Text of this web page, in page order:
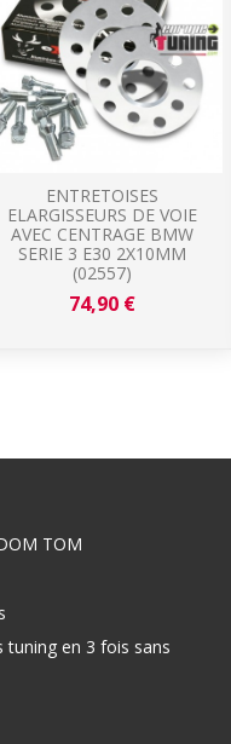
ENTRETOISES
ELARGISSEURS DE VOIE
AVEC CENTRAGE BMW
SERIE 3 E30 2X10MM
(02557)
74,90 €
TOM
tuning en 3 fois sans